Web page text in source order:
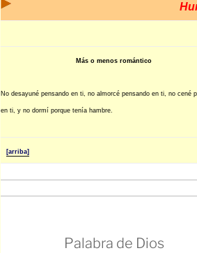
Más o menos romántico
No desayuné pensando en ti, no almorcé pensando en ti, no cené
en ti, y no dormí porque tenía hambre.
[arriba]
Palabra de Dios